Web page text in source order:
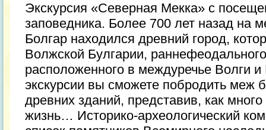
Экскурсия «Северная Мекка» с
заповедника. Более 700 лет назад на
Болгар находился древний город,
Волжской Булгарии,
расположенного в междуречье Волги
экскурсии вы сможете побродить меж
древних зданий, представив, как
жизнь… Историко-археологический